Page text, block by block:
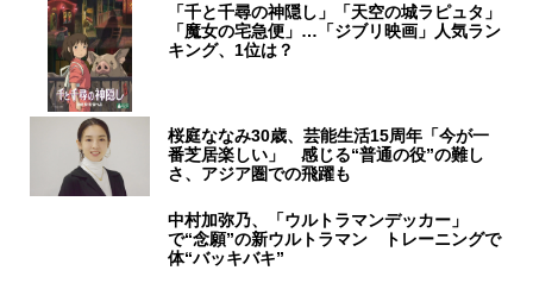
「千と千尋の神隠し」「天空の城ラピュタ」
「魔女の宅急便」…「ジブリ映画」人気ラン
キング、1位は？
桜庭ななみ30歳、芸能生活15周年「今が一
番芝居楽しい」 感じる“普通の役”の難し
さ、アジア圏での飛躍も
中村加弥乃、「ウルトラマンデッカー」
で“念願”の新ウルトラマン トレーニングで
体“バッキバキ”